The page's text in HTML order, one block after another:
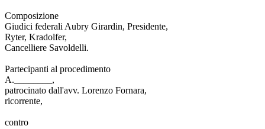
Composizione
Giudici federali Aubry Girardin, Presidente,
Ryter, Kradolfer,
Cancelliere Savoldelli.
Partecipanti al procedimento
A.________,
patrocinato dall'avv. Lorenzo Fornara,
ricorrente,
contro